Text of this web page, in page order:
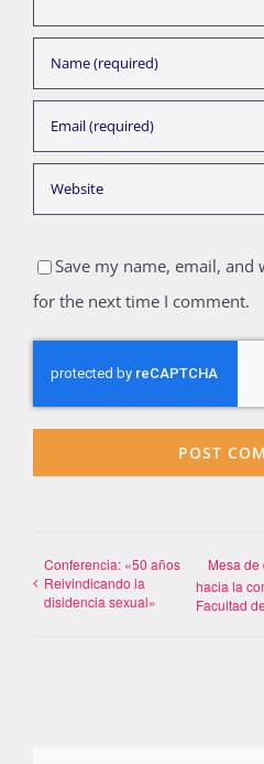
Save my name, email,
for the next time I comment.
Conferencia: «50 años
Reivindicando la
disidencia sexual»
Mesa
hacia la
Facultad